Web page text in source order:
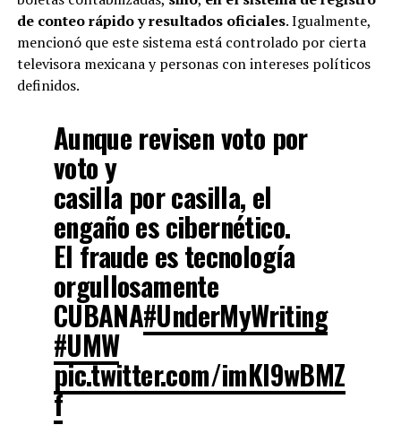
de conteo rápido y resultados oficiales. Igualmente,
mencionó que este sistema está controlado por cierta
televisora mexicana y personas con intereses políticos
definidos.
Aunque revisen voto por
voto y
casilla por casilla, el
engaño es cibernético.
El fraude es tecnología
orgullosamente
CUBANA#UnderMyWriting
#UMW
pic.twitter.com/imKI9wBMZ
f